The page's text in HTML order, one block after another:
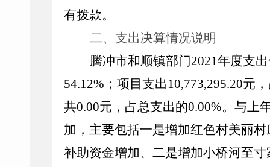
有拨款。
二、支出决算情况说明
腾冲市和顺镇部门2021年度支
54.12% ；项目支出 10,773,295.20元
共0.00元，占总支出的0.00%。与上
加，主要包括一是增加红色村美丽
补助资金增加、二是增加小桥河至